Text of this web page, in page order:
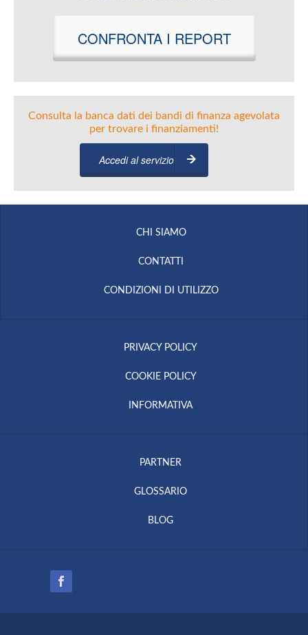
CONFRONTA I REPORT
Consulta la banca dati dei bandi di finanza agevolata
per trovare i finanziamenti!
Accedi al servizio
CHI SIAMO
CONTATTI
CONDIZIONI DI UTILIZZO
PRIVACY POLICY
COOKIE POLICY
INFORMATIVA
PARTNER
GLOSSARIO
BLOG